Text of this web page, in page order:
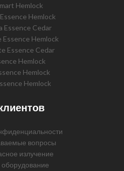
Hemlock
Hemlock
Essence Cedar
Hemlock
Essence Cedar
Hemlock
Hemlock
Hemlock
вопросы
излучение